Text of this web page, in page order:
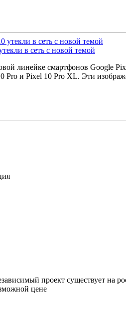
в сеть с новой темой
линейке смартфонов Google
Pro и Pixel 10 Pro XL. Эти
проект существует на
цене